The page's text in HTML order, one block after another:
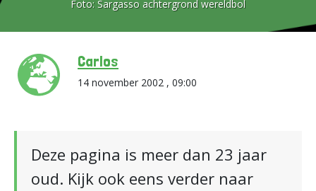
Foto: Sargasso achtergrond wereldbol
Carlos
14 november 2002 , 09:00
Deze pagina is meer dan 23 jaar
oud. Kijk ook eens verder naar